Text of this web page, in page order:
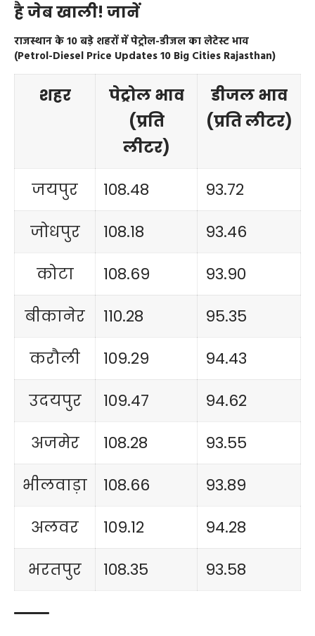
है जेब खाली! जानें
राजस्थान के 10 बड़े शहरों में पेट्रोल-डीजल का लेटेस्ट भाव
(Petrol-Diesel Price Updates 10 Big Cities Rajasthan)
शहर
पेट्रोल भाव
(प्रति
लीटर)
डीजल भाव
(प्रति लीटर)
जयपुर 108.48
93.72
जोधपुर
108.18
93.46
कोटा
108.69
93.90
बीकानेर
110.28
95.35
करौली
109.29
94.43
उदयपुर
109.47
94.62
अजमेर
108.28
93.55
भीलवाड़ा
108.66
93.89
अलवर
109.12
94.28
भरतपुर
108.35 93.58